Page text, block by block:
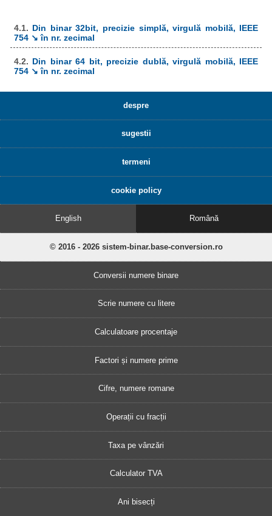
4.1. Din binar 32bit, precizie simplă, virgulă mobilă, IEEE
754 ↘ în nr. zecimal
4.2. Din binar 64 bit, precizie dublă, virgulă mobilă, IEEE
754 ↘ în nr. zecimal
despre
sugestii
termeni
cookie policy
English Română
© 2016 - 2026 sistem-binar.base-conversion.ro
Conversii numere binare
Scrie numere cu litere
Calculatoare procentaje
Factori și numere prime
Cifre, numere romane
Operații cu fracții
Taxa pe vânzări
Calculator TVA
Ani bisecți